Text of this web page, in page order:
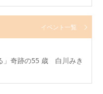
イベント一覧
」奇跡の55 歳 白川みき